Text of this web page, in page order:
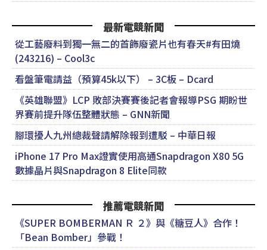
最新電競新聞
從工藝廢料到獨一無二的首飾廢瓷片也有春天#有田燒
(243216) – Cool3c
看盤筆電請益（預算45k以下） – 3C板 – Dcard
《英雄聯盟》LCP 敗部決賽賽後記者會報導PSG 期盼世
界賽前提升隊伍整體狀態 – GNN新聞
腳環擾人九州總裁聲請解除報到遭駁 – 中華日報
iPhone 17 Pro Max證實使用高通Snapdragon X80 5G
數據晶片與Snapdragon 8 Elite同款
推薦電競新聞
《SUPER BOMBERMAN Ｒ ２》與《糖豆人》合作！
「Bean Bomber」參戰！